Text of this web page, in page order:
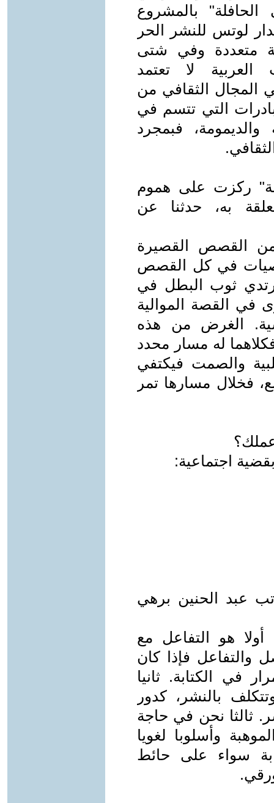
بالمشروع
لوتس للنشر الحر
متعددة وفي شتى
لا تعتمد
المجال الثقافي من
التي تتسم في
والديمومة، فبمجرد
ركزت على هموم
به، حدثنا عن
القصص القصيرة
في كل القصص
ثوب البطل في
في القصة الموالية
الغرض من هذه
له مسار محدد
والصمت فيكتفي
فخلال مسارها تمر
اجتماعية:
عبد الحنين برهي
أولا هو التفاعل مع
والتفاعل فإذا كان
في الكتابة. ثانيا
بالنشر، كدور
ثالثا نحن في حاجة
وأسلوبا لغويا
سواء على حائط